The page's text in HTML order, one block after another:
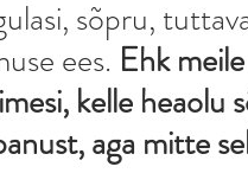
sõpru,
ees. Ehk
kelle heaolu
aga mitte